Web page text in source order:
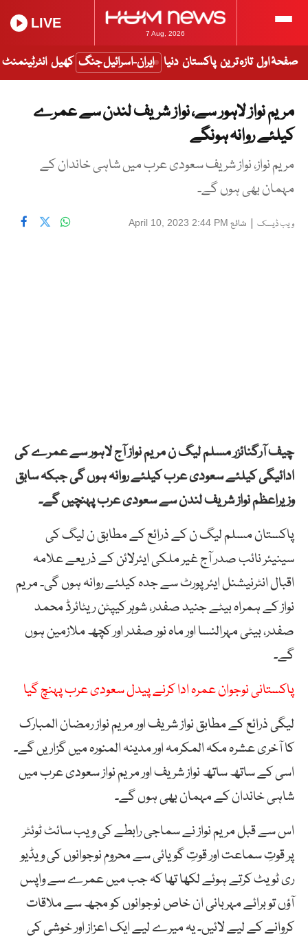
7 Aug, 2026
LIVE
صفحۂ اول تازہ ترین پاکستان دنیا ایران-اسرائیل جنگ کھیل انٹرٹینمنٹ
مریم نواز لاہور سے، نواز شریف لندن سے عمرے
کیلئے روانہ ہونگے
مریم نواز، نواز شریف سعودی عرب میں شاہی خاندان کے
مہمان بھی ہوں گے۔
ویب ڈیسک | شائع April 10, 2023 2:44 PM
چیف آرگنائزر مسلم لیگ ن مریم نواز آج لاہور سے عمرے کی
ادائیگی کیلئے سعودی عرب کیلئے روانہ ہوں گی جبکہ سابق
وزیراعظم نواز شریف لندن سے سعودی عرب پہنچیں گے۔
پاکستان مسلم لیگ ن کے ذرائع کے مطابق ن لیگ کی
سینیئر نائب صدر آج غیر ملکی ایئرلائن کے ذریعے علامہ
اقبال انٹرنیشنل ایئرپورٹ سے جدہ کیلئے روانہ ہوں گی۔ مریم
نواز کے ہمراہ بیٹے جنید صفدر، شوہر کیپٹن ریٹائرڈ محمد
صفدر، بیٹی مہرالنسا اور ماہ نور صفدر اور کچھ ملازمین ہوں
گے۔
پاکستانی نوجوان عمرہ ادا کرنے پیدل سعودی عرب پہنچ گیا
لیگی ذرائع کے مطابق نواز شریف اور مریم نواز رمضان المبارک
کا آخری عشرہ مکہ المکرمہ اور مدینہ المنورہ میں گزاریں گے۔
اسی کے ساتھ ساتھ نواز شریف اور مریم نواز سعودی عرب میں
شاہی خاندان کے مہمان بھی ہوں گے۔
اس سے قبل مریم نواز نے سماجی رابطے کی ویب سائٹ ٹوئٹر
پر قوتِ سماعت اور قوتِ گویائی سے محروم نوجوانوں کی ویڈیو
ری ٹویٹ کرتے ہوئے لکھا تھا کہ جب میں عمرے سے واپس
آؤں تو برائے مہربانی ان خاص نوجوانوں کو مجھ سے ملاقات
کروانے کے لیے لائیں۔ یہ میرے لیے ایک اعزاز اور خوشی کی